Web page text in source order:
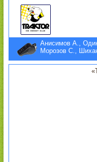
Анисимов А.,
Морозов С.,